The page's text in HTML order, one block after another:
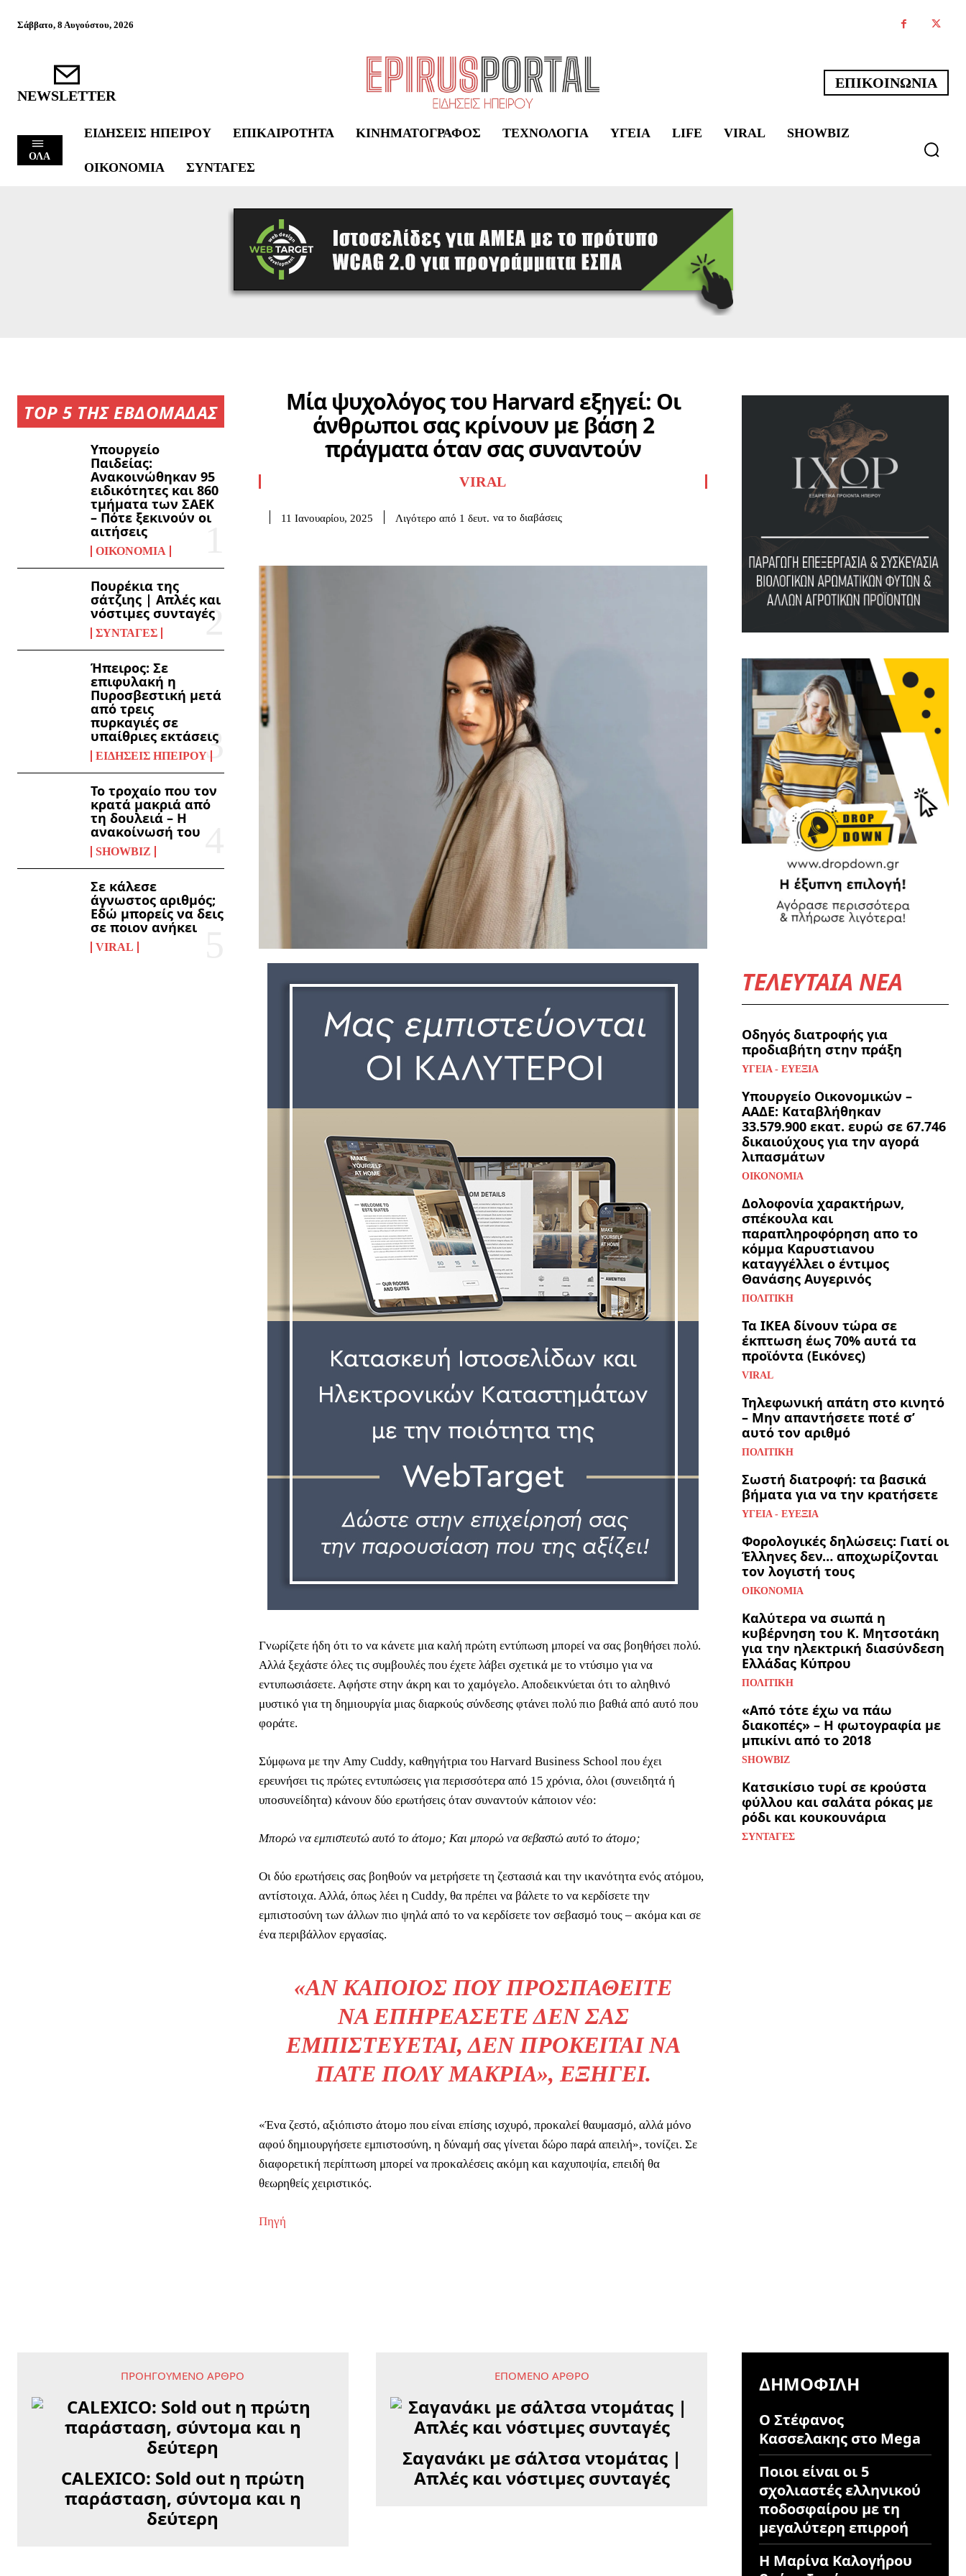
Σάββατο, 8 Αυγούστου, 2026
NEWSLETTER
ΕΠΙΚΟΙΝΩΝΙΑ
ΟΛΑ
ΕΙΔΉΣΕΙΣ ΗΠΕΊΡΟΥ ΕΠΙΚΑΙΡΌΤΗΤΑ ΚΙΝΗΜΑΤΟΓΡΆΦΟΣ ΤΕΧΝΟΛΟΓΊΑ ΥΓΕΊΑ LIFE VIRAL SHOWBIZ
ΟΙΚΟΝΟΜΊΑ ΣΥΝΤΑΓΈΣ
TOP 5 ΤΗΣ ΕΒΔΟΜΑΔΑΣ
Υπουργείο
Παιδείας:
Ανακοινώθηκαν 95
ειδικότητες και 860
τμήματα των ΣΑΕΚ
– Πότε ξεκινούν οι
αιτήσεις
ΟΙΚΟΝΟΜΊΑ
Πουρέκια της
σάτζιης | Απλές και
νόστιμες συνταγές
ΣΥΝΤΑΓΈΣ
Ήπειρος: Σε
επιφυλακή η
Πυροσβεστική μετά
από τρεις
πυρκαγιές σε
υπαίθριες εκτάσεις
ΕΙΔΉΣΕΙΣ ΗΠΕΊΡΟΥ
Το τροχαίο που τον
κρατά μακριά από
τη δουλειά – Η
ανακοίνωσή του
SHOWBIZ
Σε κάλεσε
άγνωστος αριθμός;
Εδώ μπορείς να δεις
σε ποιον ανήκει
VIRAL
Μία ψυχολόγος του Harvard εξηγεί: Οι
άνθρωποι σας κρίνουν με βάση 2
πράγματα όταν σας συναντούν
VIRAL
11 Ιανουαρίου, 2025 Λιγότερο από 1 δευτ. να το διαβάσεις
Γνωρίζετε ήδη ότι το να κάνετε μια καλή πρώτη εντύπωση μπορεί να σας βοηθήσει πολύ.
Αλλά ξεχάστε όλες τις συμβουλές που έχετε λάβει σχετικά με το ντύσιμο για να
εντυπωσιάσετε. Αφήστε στην άκρη και το χαμόγελο. Αποδεικνύεται ότι το αληθινό
μυστικό για τη δημιουργία μιας διαρκούς σύνδεσης φτάνει πολύ πιο βαθιά από αυτό που
φοράτε.
Σύμφωνα με την Amy Cuddy, καθηγήτρια του Harvard Business School που έχει
ερευνήσει τις πρώτες εντυπώσεις για περισσότερα από 15 χρόνια, όλοι (συνειδητά ή
υποσυνείδητα) κάνουν δύο ερωτήσεις όταν συναντούν κάποιον νέο:
Μπορώ να εμπιστευτώ αυτό το άτομο; Και μπορώ να σεβαστώ αυτό το άτομο;
Οι δύο ερωτήσεις σας βοηθούν να μετρήσετε τη ζεστασιά και την ικανότητα ενός ατόμου,
αντίστοιχα. Αλλά, όπως λέει η Cuddy, θα πρέπει να βάλετε το να κερδίσετε την
εμπιστοσύνη των άλλων πιο ψηλά από το να κερδίσετε τον σεβασμό τους – ακόμα και σε
ένα περιβάλλον εργασίας.
«ΑΝ ΚΆΠΟΙΟΣ ΠΟΥ ΠΡΟΣΠΑΘΕΊΤΕ
ΝΑ ΕΠΗΡΕΆΣΕΤΕ ΔΕΝ ΣΑΣ
ΕΜΠΙΣΤΕΎΕΤΑΙ, ΔΕΝ ΠΡΌΚΕΙΤΑΙ ΝΑ
ΠΆΤΕ ΠΟΛΎ ΜΑΚΡΙΆ», ΕΞΗΓΕΊ.
«Ένα ζεστό, αξιόπιστο άτομο που είναι επίσης ισχυρό, προκαλεί θαυμασμό, αλλά μόνο
αφού δημιουργήσετε εμπιστοσύνη, η δύναμή σας γίνεται δώρο παρά απειλή», τονίζει. Σε
διαφορετική περίπτωση μπορεί να προκαλέσεις ακόμη και καχυποψία, επειδή θα
θεωρηθείς χειριστικός.
Πηγή
ΤΕΛΕΥΤΑΙΑ ΝΕΑ
Οδηγός διατροφής για
προδιαβήτη στην πράξη
ΥΓΕΊΑ - ΕΥΕΞΊΑ
Υπουργείο Οικονομικών –
ΑΑΔΕ: Καταβλήθηκαν
33.579.900 εκατ. ευρώ σε 67.746
δικαιούχους για την αγορά
λιπασμάτων
ΟΙΚΟΝΟΜΊΑ
Δολοφονία χαρακτήρων,
σπέκουλα και
παραπληροφόρηση απο το
κόμμα Καρυστιανου
καταγγέλλει ο έντιμος
Θανάσης Αυγερινός
ΠΟΛΙΤΙΚΉ
Τα ΙΚΕΑ δίνουν τώρα σε
έκπτωση έως 70% αυτά τα
προϊόντα (Εικόνες)
VIRAL
Τηλεφωνική απάτη στο κινητό
– Μην απαντήσετε ποτέ σ’
αυτό τον αριθμό
ΠΟΛΙΤΙΚΉ
Σωστή διατροφή: τα βασικά
βήματα για να την κρατήσετε
ΥΓΕΊΑ - ΕΥΕΞΊΑ
Φορολογικές δηλώσεις: Γιατί οι
Έλληνες δεν… αποχωρίζονται
τον λογιστή τους
ΟΙΚΟΝΟΜΊΑ
Καλύτερα να σιωπά η
κυβέρνηση του Κ. Μητσοτάκη
για την ηλεκτρική διασύνδεση
Ελλάδας Κύπρου
ΠΟΛΙΤΙΚΉ
«Από τότε έχω να πάω
διακοπές» – Η φωτογραφία με
μπικίνι από το 2018
SHOWBIZ
Κατσικίσιο τυρί σε κρούστα
φύλλου και σαλάτα ρόκας με
ρόδι και κουκουνάρια
ΣΥΝΤΑΓΈΣ
ΠΡΟΗΓΟΎΜΕΝΟ ΆΡΘΡΟ
CALEXICO: Sold out η πρώτη
παράσταση, σύντομα και η
δεύτερη
ΕΠΌΜΕΝΟ ΆΡΘΡΟ
Σαγανάκι µε σάλτσα ντοµάτας |
Απλές και νόστιμες συνταγές
ΔΗΜΟΦΙΛΉ
Ο Στέφανος
Κασσελακης στο Mega
Ποιοι είναι οι 5
σχολιαστές ελληνικού
ποδοσφαίρου με τη
μεγαλύτερη επιρροή
Η Μαρίνα Καλογήρου